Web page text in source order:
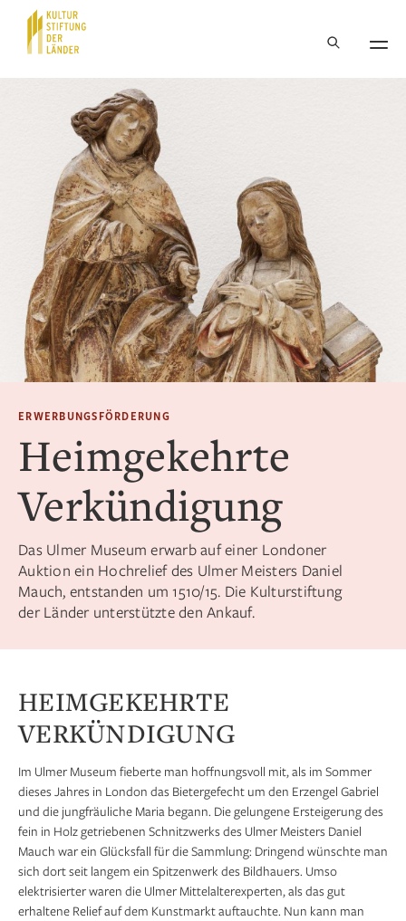
Hauptnavigation
ERWERBUNGSFÖRDERUNG
Heimgekehrte
Verkündigung
Das Ulmer Museum erwarb auf einer Londoner
Auktion ein Hochrelief des Ulmer Meisters Daniel
Mauch, entstanden um 1510/15. Die Kulturstiftung
der Länder unterstützte den Ankauf.
HEIMGEKEHRTE
VERKÜNDIGUNG
Im Ulmer Museum fieberte man hoffnungsvoll mit, als im Sommer
dieses Jahres in London das Bietergefecht um den Erzengel Gabriel
und die jungfräuliche Maria begann. Die gelungene Ersteigerung des
fein in Holz getriebenen Schnitzwerks des Ulmer Meisters Daniel
Mauch war ein Glücksfall für die Sammlung: Dringend wünschte man
sich dort seit langem ein Spitzenwerk des Bildhauers. Umso
elektrisierter waren die Ulmer Mittelalterexperten, als das gut
erhaltene Relief auf dem Kunstmarkt auftauchte. Nun kann man